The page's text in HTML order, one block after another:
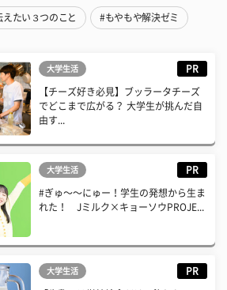
たい３つのこと #もやもや解決ゼミ
大学生活 PR
【チーズ好き必見】ブッラータチーズ
でどこまで広がる？ 大学生が挑んだ自
由す...
大学生活 PR
#ぎゅ〜〜にゅー！学生の発想から生ま
れた！ Jミルク×キョーソウPROJE...
大学生活 PR